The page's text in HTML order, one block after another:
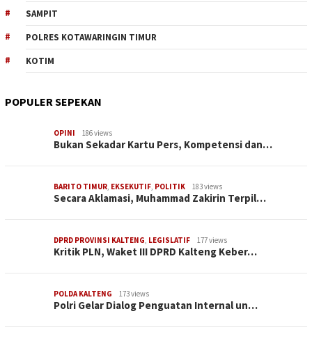
SAMPIT
POLRES KOTAWARINGIN TIMUR
KOTIM
POPULER SEPEKAN
OPINI 186 views
Bukan Sekadar Kartu Pers, Kompetensi dan…
BARITO TIMUR EKSEKUTIF POLITIK 183 views
Secara Aklamasi, Muhammad Zakirin Terpil…
DPRD PROVINSI KALTENG LEGISLATIF 177 views
Kritik PLN, Waket III DPRD Kalteng Keber…
POLDA KALTENG 173 views
Polri Gelar Dialog Penguatan Internal un…